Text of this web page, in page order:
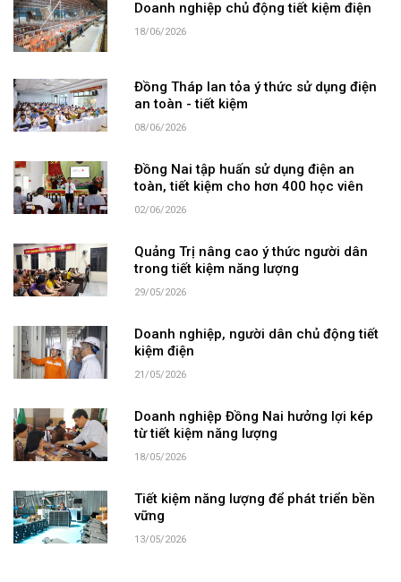
Doanh nghiệp chủ động tiết kiệm điện
18/06/2026
Đồng Tháp lan tỏa ý thức sử dụng điện
an toàn - tiết kiệm
08/06/2026
Đồng Nai tập huấn sử dụng điện an
toàn, tiết kiệm cho hơn 400 học viên
02/06/2026
Quảng Trị nâng cao ý thức người dân
trong tiết kiệm năng lượng
29/05/2026
Doanh nghiệp, người dân chủ động tiết
kiệm điện
21/05/2026
Doanh nghiệp Đồng Nai hưởng lợi kép
từ tiết kiệm năng lượng
18/05/2026
Tiết kiệm năng lượng để phát triển bền
vững
13/05/2026